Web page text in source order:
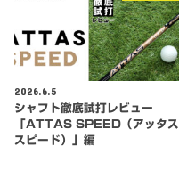
2026.6.5
シャフト徹底試打レビュー
「ATTAS SPEED（アッタス
スピード）」編